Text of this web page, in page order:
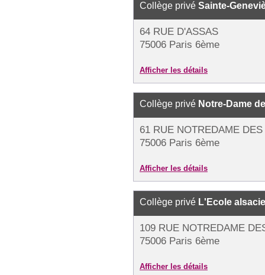
Collège privé Sainte-
64 RUE D'ASSAS
75006 Paris 6ème
Afficher les détails
Collège privé Notre-Dame
61 RUE NOTREDAME
75006 Paris 6ème
Afficher les détails
Collège privé L'Ecole
109 RUE NOTREDAME
75006 Paris 6ème
Afficher les détails